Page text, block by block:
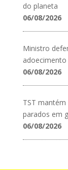
do planeta
06/08/2026
Ministro
06/08/2026
TST
parados em
06/08/2026